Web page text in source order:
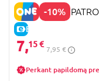
-10%
E-KAINA
RUBIES PAW
7,15 €
7,95 €
Perkant papildomą